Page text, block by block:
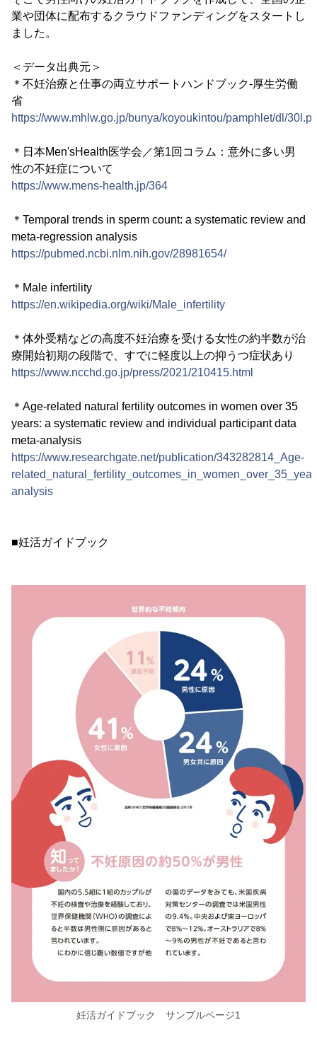
業や団体に配布するクラウドファンディングをスタートし
ました。
＜データ出典元＞
＊不妊治療と仕事の両立サポートハンドブック‐厚生労働
省
https://www.mhlw.go.jp/bunya/koyoukintou/pamphlet/dl/
＊日本Men'sHealth医学会／第1回コラム：意外に多い男
性の不妊症について
https://www.mens-health.jp/364
＊Temporal trends in sperm count: a systematic review and
meta-regression analysis
https://pubmed.ncbi.nlm.nih.gov/28981654/
＊Male infertility
https://en.wikipedia.org/wiki/Male_infertility
＊体外受精などの高度不妊治療を受ける女性の約半数が治
療開始初期の段階で、すでに軽度以上の抑うつ症状あり
https://www.ncchd.go.jp/press/2021/210415.html
＊Age-related natural fertility outcomes in women over 35
years: a systematic review and individual participant data
meta-analysis
https://www.researchgate.net/publication/343282814_Age-
analysis
■妊活ガイドブック
妊活ガイドブック サンプルページ1